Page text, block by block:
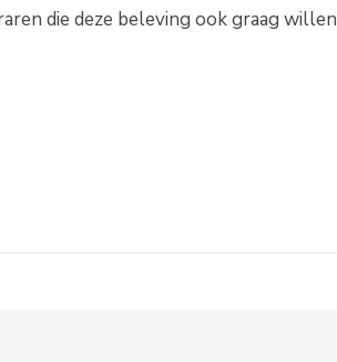
die deze beleving ook graag willen